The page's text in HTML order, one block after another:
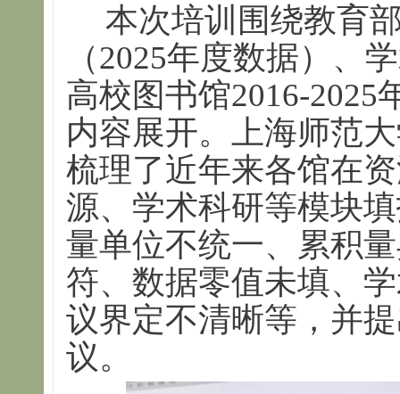
本次培训围绕教育
（2025年度数据）、
高校图书馆2016-2025
内容展开。上海师范
梳理了近年来各馆在
源、学术科研等模块
量单位不统一、累积
符、数据零值未填、
议界定不清晰等，并
议。